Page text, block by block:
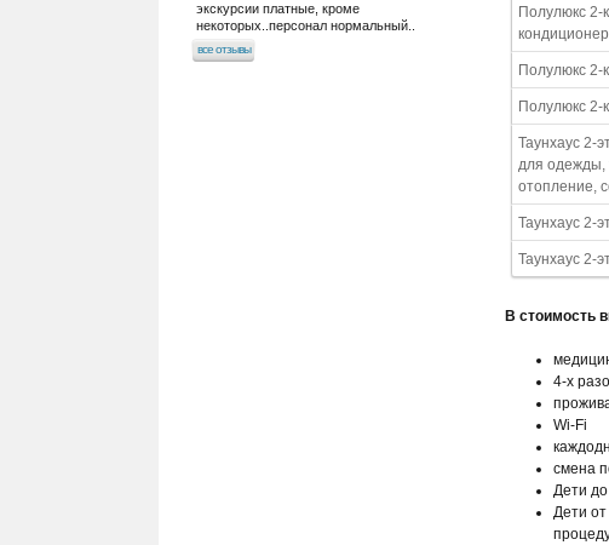
Полулюкс 2-
Полулюкс
Полулюкс 2-
Таунхаус 2-
для одежды,
отопление,
Таунхаус 2-
Таунхаус 2-
В стоимость
4-х
Wi-Fi
смена
Дети
Дети
экскурсии платные, кроме
некоторых..персонал нормальный..
все отзывы